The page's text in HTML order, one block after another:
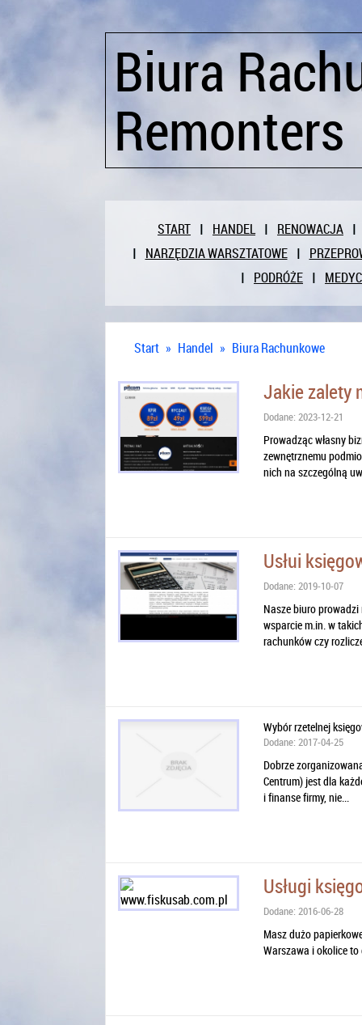
Biura
Remonters
START HANDEL
RENOWACJA
NARZĘDZIA WARSZTATOWE
PODRÓŻE
Start » Handel » Biura Rachunkowe
Jakie zalety
Dodane: 2023-12-21
Prowadząc własny
zewnętrznemu
nich na szczególną
Usłui
Dodane: 2019-10-07
Nasze biuro
wsparcie m.in. w
rachunków czy
Wybór rzetelnej
Dodane: 2017-04-25
Dobrze
Centrum) jest dla
i finanse firmy, nie...
Usługi
Dodane: 2016-06-28
Masz dużo
Warszawa i okolice to